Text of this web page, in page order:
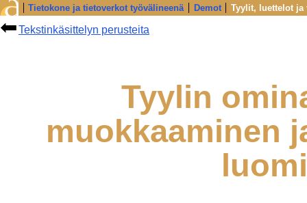
Tyylin
muokkaaminen
Tekstinkäsittelyn perusteita
Tietokone ja tietoverkot työvälineenä Demot Tyylit, luettelot ja